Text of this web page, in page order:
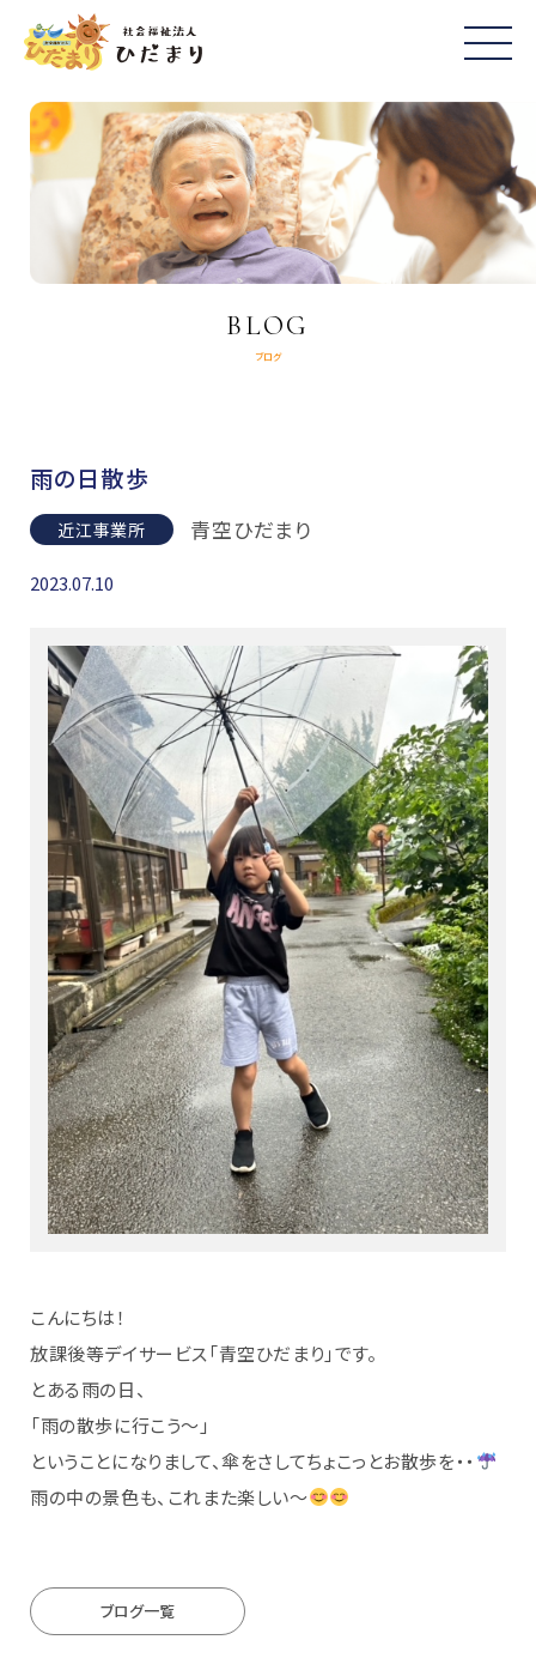
BLOG
ブログ
雨の日散歩
近江事業所 青空ひだまり
2023.07.10
こんにちは！
放課後等デイサービス「青空ひだまり」です。
とある雨の日、
「雨の散歩に行こう～」
ということになりまして、傘をさしてちょこっとお散歩を・・
雨の中の景色も、これまた楽しい～
ブログ一覧